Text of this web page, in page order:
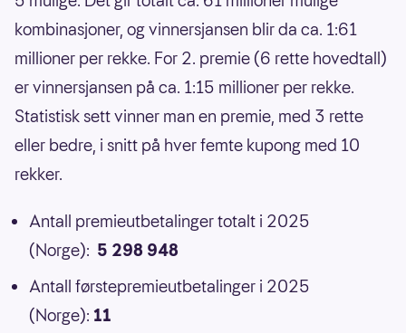
kombinasjoner, og vinnersjansen blir da ca. 1:61
millioner per rekke. For 2. premie (6 rette hovedtall)
er vinnersjansen på ca. 1:15 millioner per rekke.
Statistisk sett vinner man en premie, med 3 rette
eller bedre, i snitt på hver femte kupong med 10
rekker.
Antall premieutbetalinger totalt i 2025
(Norge): 5 298 948
Antall førstepremieutbetalinger i 2025
(Norge): 11